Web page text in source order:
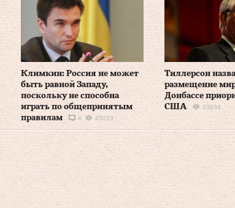
Климкин: Россия не может
быть равной Западу,
поскольку не способна
играть по общепринятым
правилам
4 45233
Тиллерсон
размещение
Донбассе
США
23834